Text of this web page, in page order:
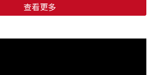
查看更多